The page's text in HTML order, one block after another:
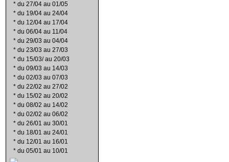
* du 27/04 au 01/05
* du 19/04 au 24/04
* du 12/04 au 17/04
* du 06/04 au 11/04
* du 29/03 au 04/04
* du 23/03 au 27/03
* du 15/03/ au 20/03
* du 09/03 au 14/03
* du 02/03 au 07/03
* du 22/02 au 27/02
* du 15/02 au 20/02
* du 08/02 au 14/02
* du 02/02 au 06/02
* du 26/01 au 30/01
* du 18/01 au 24/01
* du 12/01 au 16/01
* du 05/01 au 10/01